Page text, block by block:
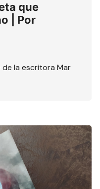
que
| Por
de la escritora Mar